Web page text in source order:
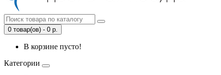
0 товар(ов) - 0 р.
В корзине пусто!
Категории